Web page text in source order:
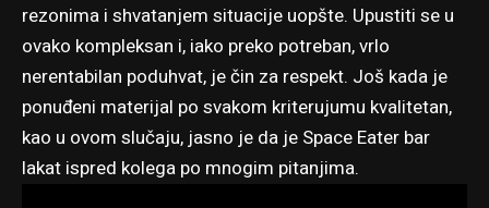
rezonima i shvatanjem situacije uopšte. Upustiti se u
ovako kompleksan i, iako preko potreban, vrlo
nerentabilan poduhvat, je čin za respekt. Još kada je
ponuđeni materijal po svakom kriterujumu kvalitetan,
kao u ovom slučaju, jasno je da je Space Eater bar
lakat ispred kolega po mnogim pitanjima.